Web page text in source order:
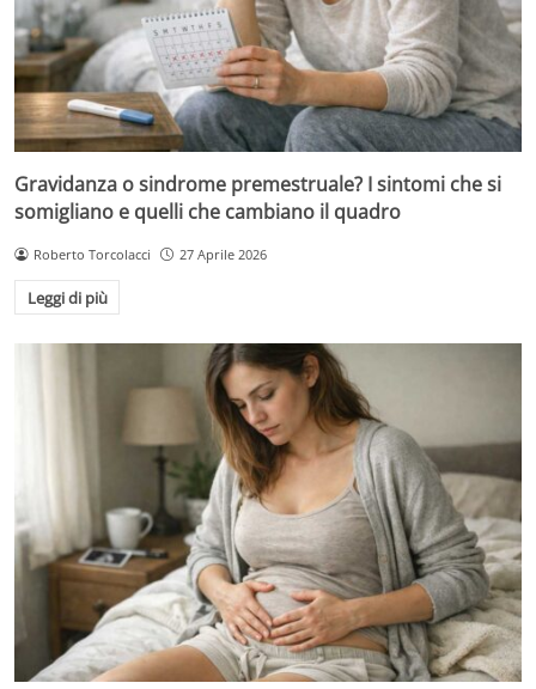
Gravidanza o sindrome premestruale? I sintomi che si
somigliano e quelli che cambiano il quadro
Roberto Torcolacci 27 Aprile 2026
Leggi di più